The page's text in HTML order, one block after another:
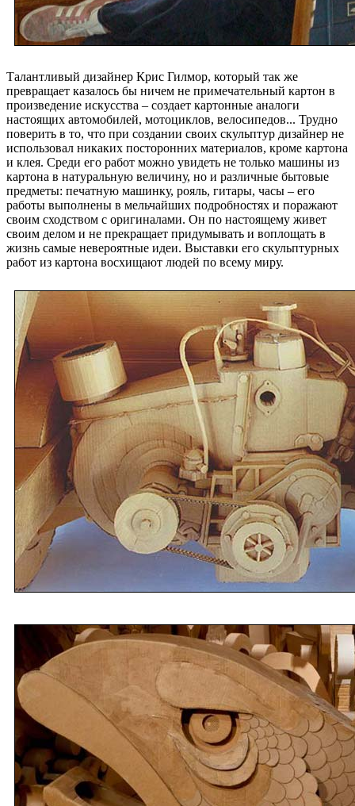
Талантливый дизайнер Крис Гилмор, который так же
превращает казалось бы ничем не примечательный картон в
произведение искусства – создает картонные аналоги
настоящих автомобилей, мотоциклов, велосипедов... Трудно
поверить в то, что при создании своих скульптур дизайнер не
использовал никаких посторонних материалов, кроме картона
и клея. Среди его работ можно увидеть не только машины из
картона в натуральную величину, но и различные бытовые
предметы: печатную машинку, рояль, гитары, часы – его
работы выполнены в мельчайших подробностях и поражают
своим сходством с оригиналами. Он по настоящему живет
своим делом и не прекращает придумывать и воплощать в
жизнь самые невероятные идеи. Выставки его скульптурных
работ из картона восхищают людей по всему миру.